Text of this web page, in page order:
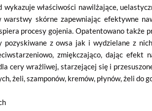
wykazuje właściwości nawilżające,
skórne zapewniając efektywne
procesy gojenia. Opatentowano także
pozyskiwane z owsa jak i wydzielane z
zmiękczająco, dając efekt
cery wrażliwej, starzejącej się i
żeli, szamponów, kremów, płynów, żeli do